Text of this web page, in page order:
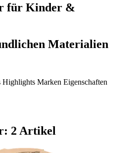
für Kinder &
Materialien
Highlights Marken Eigenschaften
2 Artikel